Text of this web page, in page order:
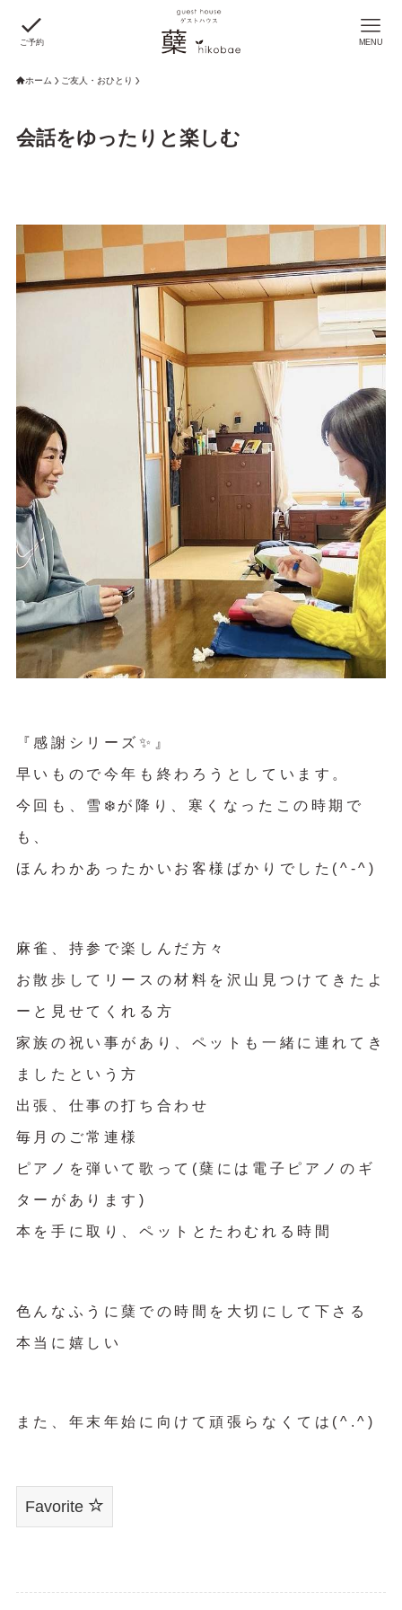
ご予約 MENU
ホーム ご友人・おひとり
会話をゆったりと楽しむ
『感謝シリーズ✨』
早いもので今年も終わろうとしています。
今回も、雪❄️が降り、寒くなったこの時期で
も、
ほんわかあったかいお客様ばかりでした(^-^)
麻雀、持参で楽しんだ方々
お散歩してリースの材料を沢山見つけてきたよ
ーと見せてくれる方
家族の祝い事があり、ペットも一緒に連れてき
ましたという方
出張、仕事の打ち合わせ
毎月のご常連様
ピアノを弾いて歌って(蘖には電子ピアノのギ
ターがあります)
本を手に取り、ペットとたわむれる時間
色んなふうに蘖での時間を大切にして下さる
本当に嬉しい
また、年末年始に向けて頑張らなくては(^.^)
Favorite